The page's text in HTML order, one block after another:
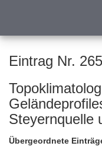
Eintrag Nr.
Steyernquelle
Übergeordnete